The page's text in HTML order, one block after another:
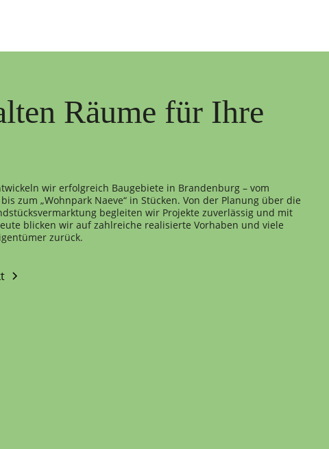
Räume für Ihre
wir erfolgreich Baugebiete in Brandenburg – vom
zum „Wohnpark Naeve“ in Stücken. Von der Planung über die
begleiten wir Projekte zuverlässig und mit
blicken wir auf zahlreiche realisierte Vorhaben und viele
zurück.